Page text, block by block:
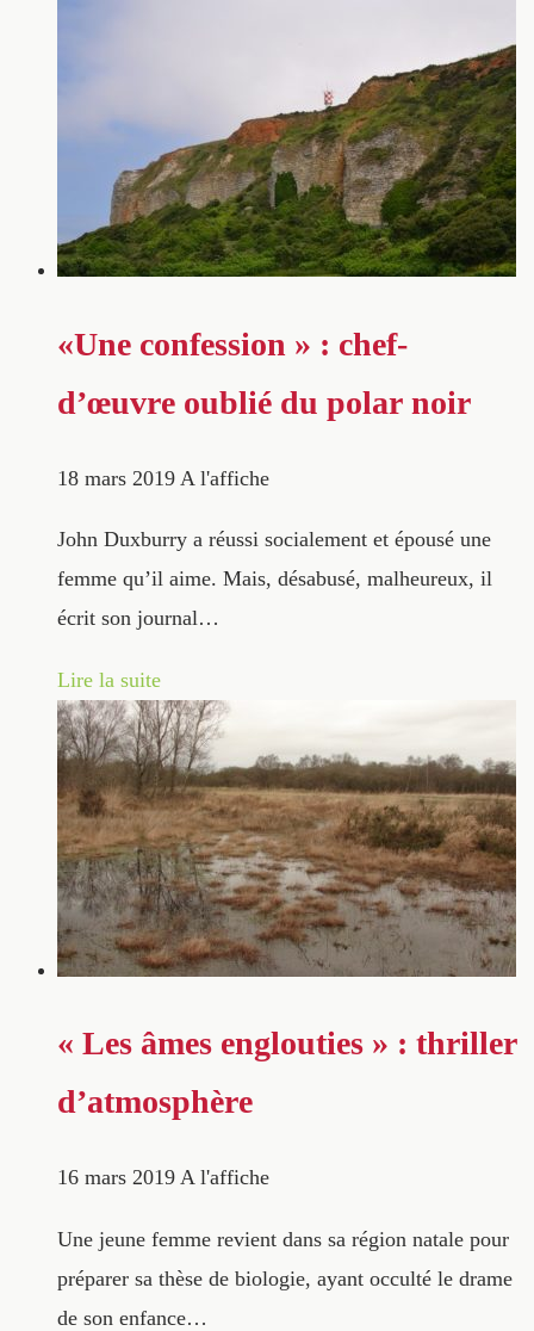
«Une confession » : chef-
d’œuvre oublié du polar noir
18 mars 2019 A l'affiche
John Duxburry a réussi socialement et épousé une
femme qu’il aime. Mais, désabusé, malheureux, il
écrit son journal…
Lire la suite
« Les âmes englouties » : thriller
d’atmosphère
16 mars 2019 A l'affiche
Une jeune femme revient dans sa région natale pour
préparer sa thèse de biologie, ayant occulté le drame
de son enfance…